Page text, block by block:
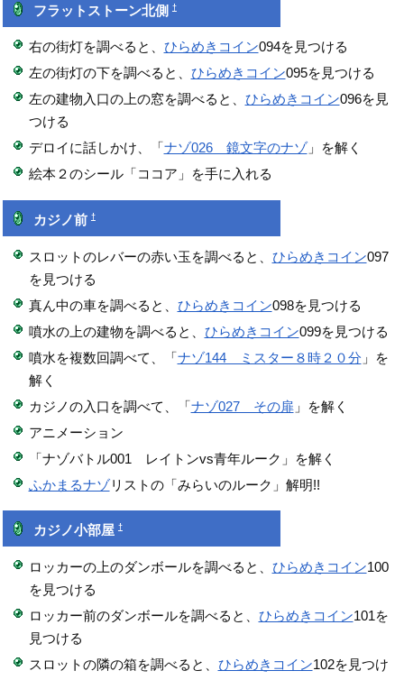
フラットストーン北側 †
右の街灯を調べると、 ひらめきコイン094を見つける
左の街灯の下を調べると、 ひらめきコイン095を見つける
左の建物入口の上の窓を調べると、 ひらめきコイン096を見
つける
デロイに話しかけ、「ナゾ026 鏡文字のナゾ」を解く
絵本２のシール「ココア」を手に入れる
カジノ前 †
スロットのレバーの赤い玉を調べると、 ひらめきコイン097
を見つける
真ん中の車を調べると、 ひらめきコイン098を見つける
噴水の上の建物を調べると、 ひらめきコイン099を見つける
噴水を複数回調べて、「ナゾ144 ミスター８時２０分」を
解く
カジノの入口を調べて、「ナゾ027 その扉」を解く
アニメーション
「ナゾバトル001 レイトンvs青年ルーク」を解く
ふかまるナゾリストの「みらいのルーク」解明!!
カジノ小部屋 †
ロッカーの上のダンボールを調べると、 ひらめきコイン100
を見つける
ロッカー前のダンボールを調べると、 ひらめきコイン101を
見つける
スロットの隣の箱を調べると、 ひらめきコイン102を見つけ